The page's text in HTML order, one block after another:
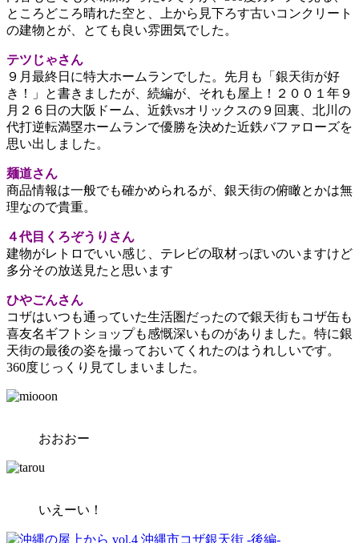
ところどころ晴れた空と、上から見下ろす古いコンクリート
の建物とが、とても良い雰囲気でした。
テツじゃさん
９月最終日に特大ホームランでした。先月も「銀天街が好
き！」と書きましたが、続編が、それも屋上！２００１年９
月２６日の大阪ドーム、近鉄vsオリックスの９回裏、北川の
代打逆転満塁ホームランで優勝を決めた近鉄バファローズを
思い出しました。
麺道さん
商品情報は一般でも確かめられるが、銀天街の俯瞰とかは無
理なので貴重。
４代目くろぞうりさん
建物がレトロでいい感じ、テレビの取材っぽいのいますけど
多分その放送見たと思います
ひやごんさん
コザはいつも通っていた生活圏だったので銀天街もコザ缶も
喜友名ギフトショップも感慨深いものがありました。特に銀
天街の最後の姿を撮っておいてくれたのはうれしいです。
360度じっくり見てしまいました。
おおおー
いえーい！